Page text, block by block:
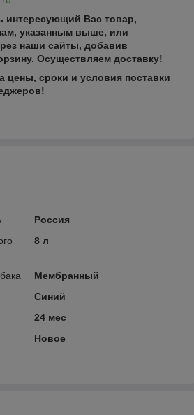
интересующий Вас товар,
указанным выше, или
наши сайты, добавив
Осуществляем доставку!
цены, сроки и условия поставки
Россия
8 л
Мембранный
Синий
24 мес
Новое